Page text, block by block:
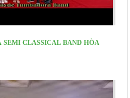
SEMI CLASSICAL BAND HÒA